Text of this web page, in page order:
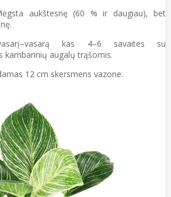
aukštesnę (60 % ir daugiau), bet
kas 4–6 savaites su
kambarinių augalų trąšomis.
12 cm skersmens vazone.